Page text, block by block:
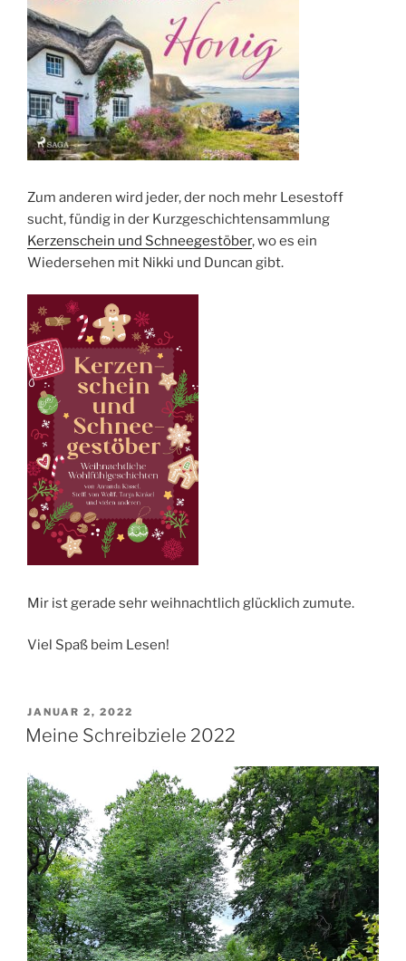
Zum anderen wird jeder, der noch mehr Lesestoff
sucht, fündig in der Kurzgeschichtensammlung
Kerzenschein und Schneegestöber, wo es ein
Wiedersehen mit Nikki und Duncan gibt.
Mir ist gerade sehr weihnachtlich glücklich zumute.
Viel Spaß beim Lesen!
VERÖFFENTLICHT
AM
JANUAR 2, 2022
Meine Schreibziele 2022